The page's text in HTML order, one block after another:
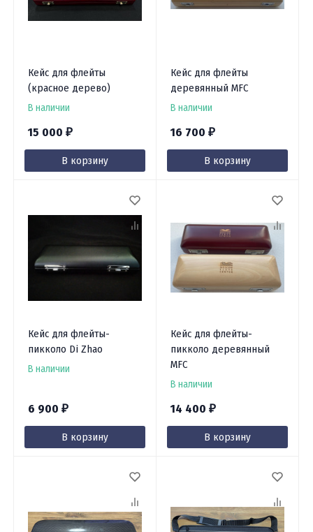
Кейс для флейты
(красное дерево)
В наличии
15 000 ₽
В корзину
Кейс для флейты
деревянный MFC
В наличии
16 700 ₽
В корзину
Кейс для флейты-
пикколо Di Zhao
В наличии
6 900 ₽
В корзину
Кейс для флейты-
пикколо деревянный
MFC
В наличии
14 400 ₽
В корзину